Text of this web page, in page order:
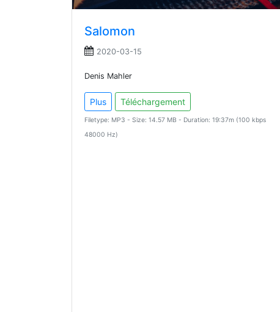
Salomon
2020-03-15
Denis Mahler
Plus Téléchargement
Filetype: MP3 - Size: 14.57 MB - Duration: 19:37m (100 kbps
48000 Hz)